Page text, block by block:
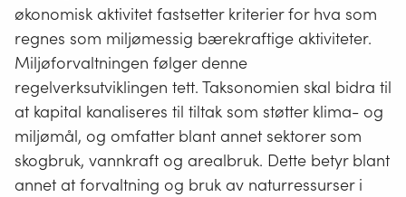
økonomisk aktivitet fastsetter kriterier for hva som
regnes som miljømessig bærekraftige aktiviteter.
Miljøforvaltningen følger denne
regelverksutviklingen tett. Taksonomien skal bidra til
at kapital kanaliseres til tiltak som støtter klima- og
miljømål, og omfatter blant annet sektorer som
skogbruk, vannkraft og arealbruk. Dette betyr blant
annet at forvaltning og bruk av naturressurser i